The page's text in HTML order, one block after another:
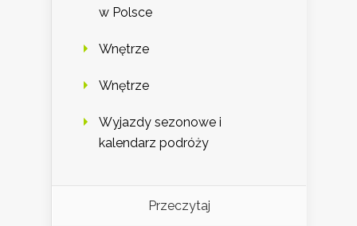
w Polsce
Wnętrze
Wnętrze
Wyjazdy sezonowe i
kalendarz podróży
Przeczytaj